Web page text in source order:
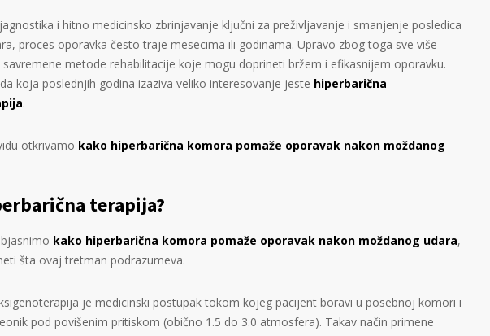
i hitno medicinsko zbrinjavanje ključni za preživljavanje i smanjenje posledica
proces oporavka često traje mesecima ili godinama. Upravo zbog toga sve više
savremene metode rehabilitacije koje mogu doprineti bržem i efikasnijem oporavku.
koja poslednjih godina izaziva veliko interesovanje jeste hiperbarična
.
otkrivamo kako hiperbarična komora pomaže oporavak nakon moždanog
terapija?
kako hiperbarična komora pomaže oporavak nakon moždanog udara,
šta ovaj tretman podrazumeva.
je medicinski postupak tokom kojeg pacijent boravi u posebnoj komori i
pod povišenim pritiskom (obično 1.5 do 3.0 atmosfera). Takav način primene